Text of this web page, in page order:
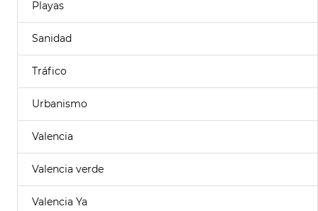
Playas
Sanidad
Tráfico
Urbanismo
Valencia
Valencia verde
Valencia Ya